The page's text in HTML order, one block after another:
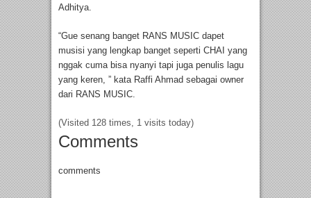
Adhitya.
“Gue senang banget RANS MUSIC dapet
musisi yang lengkap banget seperti CHAI yang
nggak cuma bisa nyanyi tapi juga penulis lagu
yang keren, ” kata Raffi Ahmad sebagai owner
dari RANS MUSIC.
(Visited 128 times, 1 visits today)
Comments
comments